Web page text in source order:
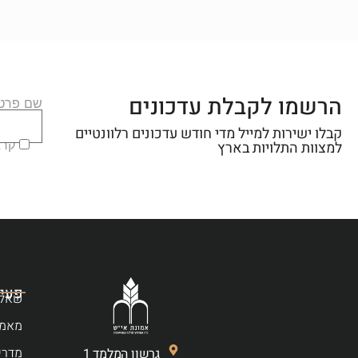
הרשמו לקבלת עדכונים
קבלו ישירות למייל מדי חודש עדכונים רלוונטיים
למצוות התלויות בארץ
שם
גרשון המלמד 1